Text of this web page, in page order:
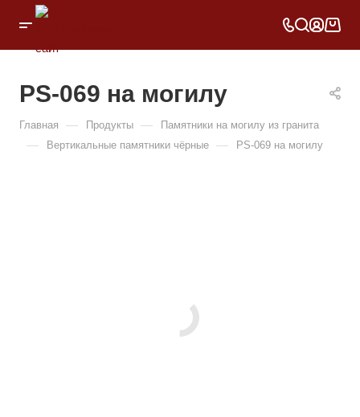
PS-069 на могилу
Главная — Продукты — Памятники на могилу из гранита
— Вертикальные памятники чёрные — PS-069 на могилу